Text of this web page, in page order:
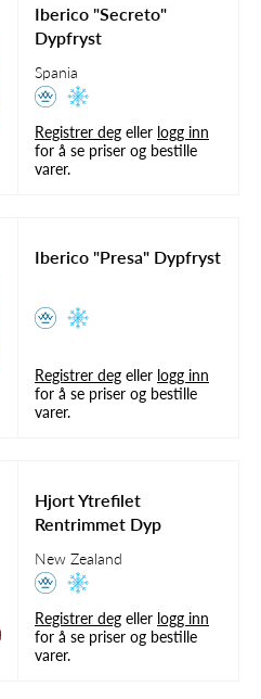
Iberico "Secreto"
Dypfryst
Spania
Registrer deg eller logg inn
for å se priser og bestille
varer.
Iberico "Presa" Dypfryst
Registrer deg eller logg inn
for å se priser og bestille
varer.
Hjort Ytrefilet
Rentrimmet Dyp
New Zealand
Registrer deg eller logg inn
for å se priser og bestille
varer.